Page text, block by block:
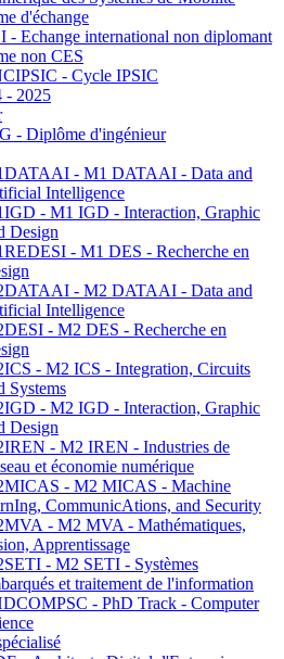
d'échange
- Echange international non diplomant
non CES
- Cycle IPSIC
- 2025
- Diplôme d'ingénieur
- M1 DATAAI - Data and
Intelligence
- M1 IGD - Interaction, Graphic
Design
- M1 DES - Recherche en
- M2 DATAAI - Data and
Intelligence
- M2 DES - Recherche en
- M2 ICS - Integration, Circuits
Systems
- M2 IGD - Interaction, Graphic
Design
- M2 IREN - Industries de
et économie numérique
- M2 MICAS - Machine
CommunicAtions, and Security
- M2 MVA - Mathématiques,
Apprentissage
- M2 SETI - Systèmes
et traitement de l'information
- PhD Track - Computer